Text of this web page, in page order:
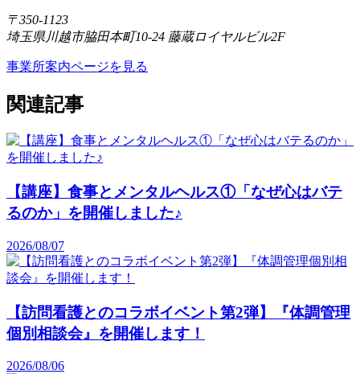
〒350-1123
埼玉県川越市脇田本町10-24 藤蔵ロイヤルビル2F
事業所案内ページを見る
関連記事
【講座】食事とメンタルヘルス①「なぜ心はバテ
るのか」を開催しました♪
2026/08/07
【訪問看護とのコラボイベント第2弾】『体調管理
個別相談会』を開催します！
2026/08/06